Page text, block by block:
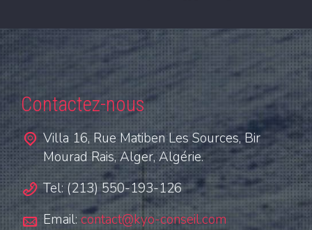
Contactez-nous
Villa 16, Rue Matiben Les Sources, Bir
Mourad Rais, Alger, Algérie.
Tel: (213) 550-193-126
Email: contact@kyo-conseil.com